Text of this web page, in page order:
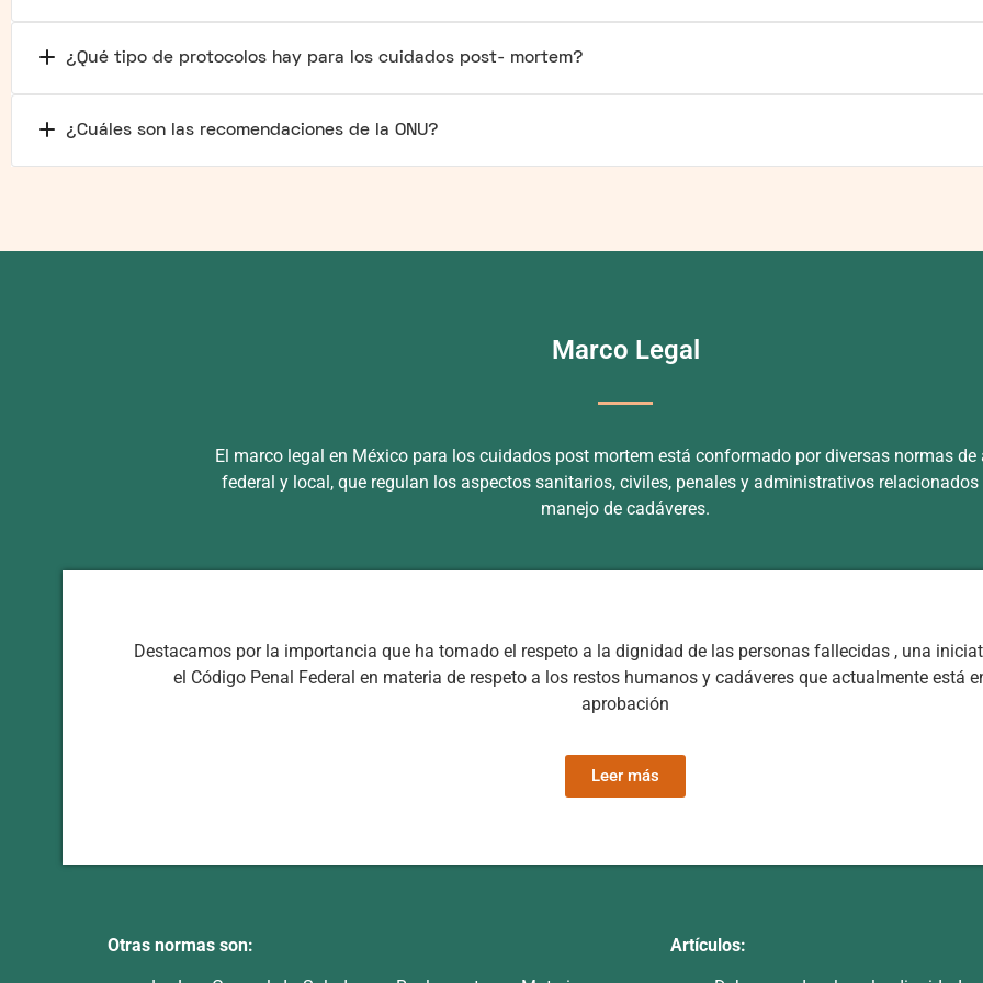
¿Qué tipo de protocolos hay para los cuidados post- mortem?
¿Cuáles son las recomendaciones de la ONU?
Marco Legal
El marco legal en México para los cuidados post mortem está conformado por diversas normas de
federal y local, que regulan los aspectos sanitarios, civiles, penales y administrativos relacionados
manejo de cadáveres.
Destacamos por la importancia que ha tomado el respeto a la dignidad de las personas fallecidas , una
el Código Penal Federal en materia de respeto a los restos humanos y cadáveres que actualmente está
aprobación
Leer más
Otras normas son: Artículos: